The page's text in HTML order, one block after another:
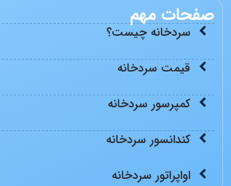
صفحات مهم
سردخانه چیست؟
قیمت سردخانه
کمپرسور سردخانه
کندانسور سردخانه
اواپراتور سردخانه